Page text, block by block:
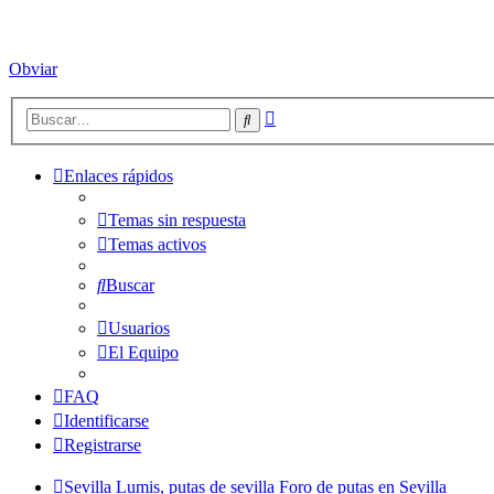
Obviar
Buscar
Enlaces rápidos
Temas sin respuesta
Temas activos
Buscar
Usuarios
El Equipo
FAQ
Identificarse
Registrarse
Sevilla Lumis, putas de sevilla Foro de putas en Sevilla